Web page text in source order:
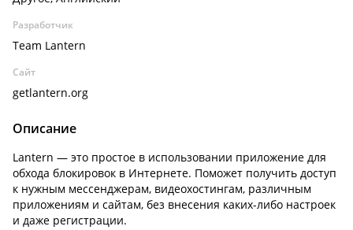
Разработчик
Team Lantern
Сайт
getlantern.org
Описание
Lantern — это простое в использовании приложение для
обхода блокировок в Интернете. Поможет получить доступ
к нужным мессенджерам, видеохостингам, различным
приложениям и сайтам, без внесения каких-либо настроек
и даже регистрации.